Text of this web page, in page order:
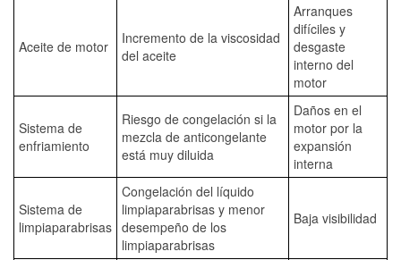
Aceite de motor
Incremento de la viscosidad
del aceite
Arranques
difíciles y
desgaste
interno del
motor
Sistema de
enfriamiento
Riesgo de congelación si la
mezcla de anticongelante
está muy diluida
Daños en el
motor por la
expansión
interna
Sistema de
limpiaparabrisas
Congelación del líquido
limpiaparabrisas y menor
desempeño de los
limpiaparabrisas
Baja visibilidad